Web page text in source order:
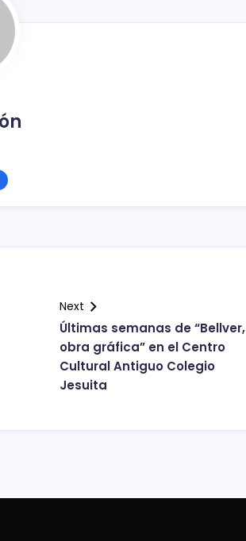
Next
Últimas semanas de “Bellver,
obra gráfica” en el Centro
Cultural Antiguo Colegio
Jesuita